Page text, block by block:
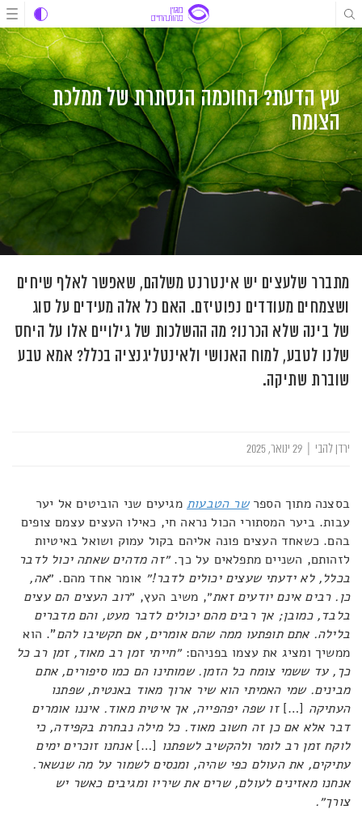
דלג
לתוכן
דלג
לתוכן
דלג
לניווט
עץ הדעת? החוכמה הנסתרת של ממלכת
הצומח
מתברר שלעצים יש אינטרנט משלהם, שאפשר לאלף שיחים
ושצמחים מעודדים נפוטיזם. האם כל אלה מעידים על סוג
של בינה שלא הכרנו? מה ההשלכות של גילויים אלו על היחס
שלנו לטבע, למוח האנושי ולאינטליגנציה בכלל? אמא טבע
שוברת שתיקה.
ירדן להבי
בסצנה מתוך הספרשר הטבעות מגיעים שני הוביטים אל יער
עבות. ביער המסתורי הכול נראה חי, כאילו העצים עצמם צופים
בהם. כשאחד העצים פונה אליהם בקול עמוק ושואל באיטיות
לזהותם, השניים מתפלאים על כך.״זה מדהים שאתה יכול לדבר
בכלל, לא ידעתי שעצים יכולים לדבר!״ אומר אחד מהם. ״אה,
כן. רבים אינם יודעים זאת״, משיב העץ, ״רוב העצים הם עצים
בלבד, כמובן; אך רבים מהם יכולים לדבר מעט, והם מדברים
בלילה. אתם תופתעו ממה שהם אומרים, אם תקשיבו להם". הוא
ממשיך ומציג את עצמו בפניהם:״חייתי זמן רב מאוד, זמן רב כל
כך, עד ששמי צומח כל הזמן. שמותינו הם כמו סיפורים, אתם
מבינים. שמי האמיתי הוא שיר ארוך מאוד באנטית, שפתנו
העתיקה […] זו שפה יפהפייה, אך איטית מאוד. איננו אומרים
דבר אלא אם כן זה חשוב מאוד. כל מילה נבחרת בקפידה, כי
לוקח זמן רב לומר ולהקשיב לשפתנו […]אנחנו זוכרים ימים
עתיקים, את העולם כפי שהיה, ומנסים לשמור על מה שנשאר.
אנחנו מאזינים לעולם, שרים את שיריו ומגיבים כאשר יש
צורך״.